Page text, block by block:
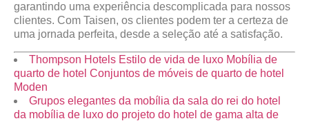
garantindo uma experiência descomplicada para nossos
clientes. Com Taisen, os clientes podem ter a certeza de
uma jornada perfeita, desde a seleção até a satisfação.
Thompson Hotels Estilo de vida de luxo Mobília de
quarto de hotel Conjuntos de móveis de quarto de hotel
Moden
Grupos elegantes da mobília da sala do rei do hotel
da mobília de luxo do projeto do hotel de gama alta de